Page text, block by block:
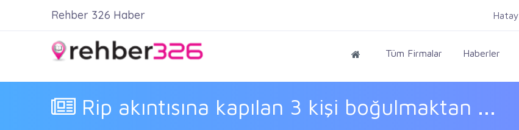
Tüm Firmalar Haberler
Rip akıntısına kapılan 3 kişi boğulmaktan ...
Rehber 326 Haber Hatay